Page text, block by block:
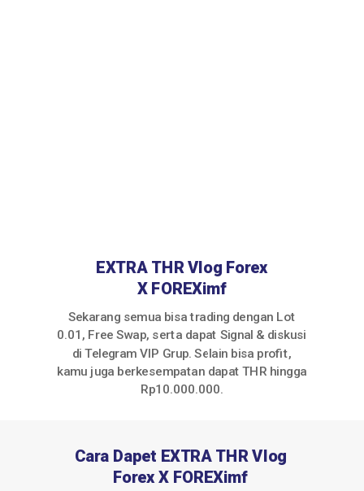
EXTRA THR Vlog Forex
X FOREXimf
Sekarang semua bisa trading dengan Lot
0.01, Free Swap, serta dapat Signal & diskusi
di Telegram VIP Grup. Selain bisa profit,
kamu juga berkesempatan dapat THR hingga
Rp10.000.000.
Cara Dapet EXTRA THR Vlog
Forex X FOREXimf